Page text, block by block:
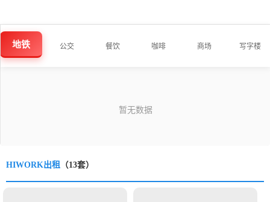
地铁 公交 餐饮 咖啡 商场 写字楼
HIWORK出租 （13套）